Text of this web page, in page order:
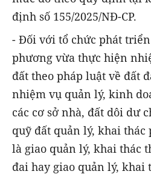
định số 155/2025/NĐ-CP.
- Đối với tổ chức phát
phương vừa thực hiện
đất theo pháp luật về đất
nhiệm vụ quản lý, kinh
các cơ sở nhà, đất dôi dư
quỹ đất quản lý, khai thác
là giao quản lý, khai thác
đai hay giao quản lý, khai